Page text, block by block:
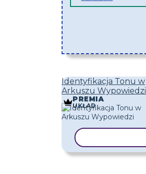
Identyfikacja Tonu w
Arkuszu Wypowiedzi
PREMIA
UKŁAD